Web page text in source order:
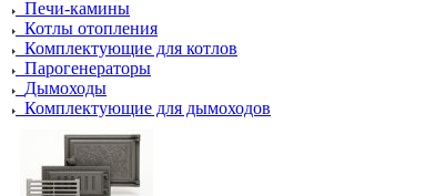
Печи-камины
Котлы отопления
Комплектующие для котлов
Парогенераторы
Дымоходы
Комплектующие для дымоходов